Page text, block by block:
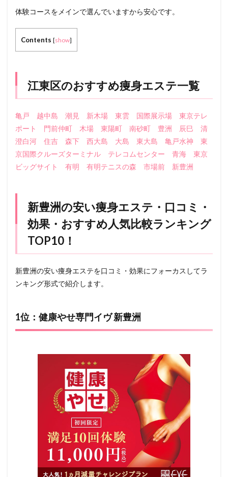
体験コースをメインで選んでいますから安心です。
Contents [show]
江東区のおすすめ痩身エステ一覧
亀戸 越中島 潮見 新木場 東雲 国際展示場
東京テレ
ポート
門前仲町 木場 東陽町 南砂町 豊洲 辰巳
清
澄白河
住吉 森下 西大島 大島 東大島 亀戸水神
東
京国際クルーズターミナル
テレコムセンター 青海
東京
ビッグサイト
有明 有明テニスの森 市場前 新豊洲
新豊洲の安い痩身エステ・口コミ・
効果・おすすめ人気比較ランキング
TOP10！
新豊洲の安い痩身エステを口コミ・効果にフォーカスしてラ
ンキング形式で紹介します。
1位：健康やせ専門イヴ 新豊洲